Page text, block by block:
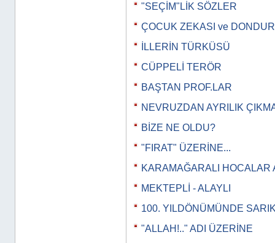
"SEÇİM"LİK SÖZLER
ÇOCUK ZEKASI ve
İLLERİN TÜRKÜSÜ
CÜPPELİ TERÖR
BAŞTAN PROF.LAR
NEVRUZDAN AYRILIK
BİZE NE OLDU?
"FIRAT" ÜZERİNE...
KARAMAĞARALI HOCALAR
MEKTEPLİ - ALAYLI
100. YILDÖNÜMÜNDE
"ALLAH!.." ADI ÜZERİNE